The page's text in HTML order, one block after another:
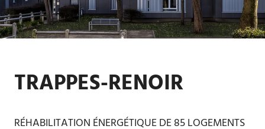
TRAPPES-RENOIR
RÉHABILITATION ÉNERGÉTIQUE DE 85 LOGEMENTS